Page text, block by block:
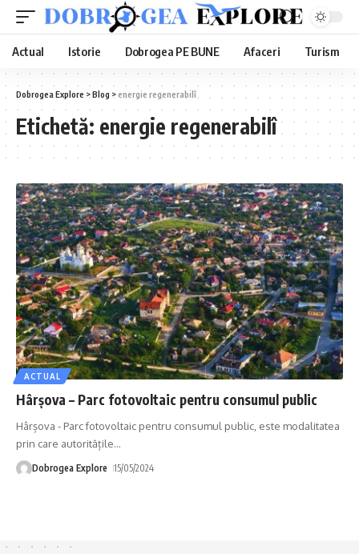
Actual Istorie Dobrogea PE BUNE Afaceri Turism
Dobrogea Explore >Blog >energie regenerabilî
Etichetă: energie regenerabilî
ACTUAL
Hârșova – Parc fotovoltaic pentru consumul public
Hârșova - Parc fotovoltaic pentru consumul public, este modalitatea
prin care autoritățile…
Dobrogea Explore 15/05/2024